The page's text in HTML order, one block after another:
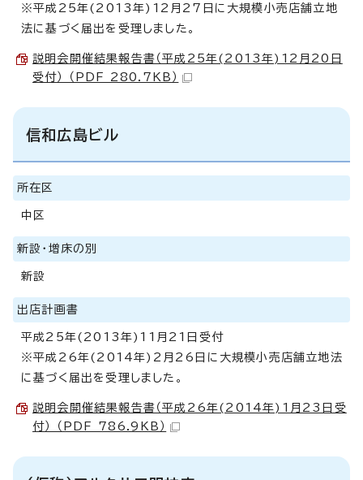
※平成25年(2013年)12月27日に大規模小売店舗立地
法に基づく届出を受理しました。
説明会開催結果報告書（平成25年(2013年)12月20日
受付） （PDF 280.7KB）
信和広島ビル
所在区
中区
新設・増床の別
新設
出店計画書
平成25年(2013年)11月21日受付
※平成26年(2014年)2月26日に大規模小売店舗立地法
に基づく届出を受理しました。
説明会開催結果報告書（平成26年(2014年)1月23日受
付） （PDF 786.9KB）